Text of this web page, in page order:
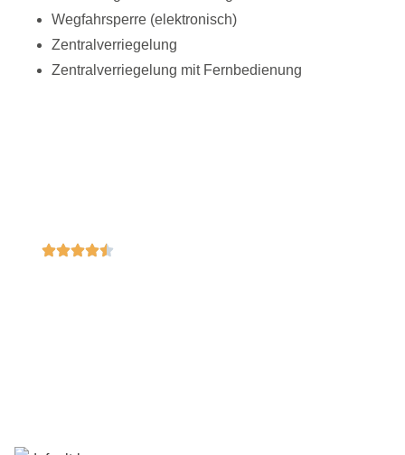
Wegfahrsperre (elektronisch)
Zentralverriegelung
Zentralverriegelung mit Fernbedienung